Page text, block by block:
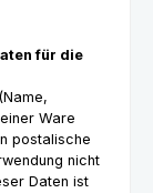
für die
Ware
postalische
nicht
Daten ist